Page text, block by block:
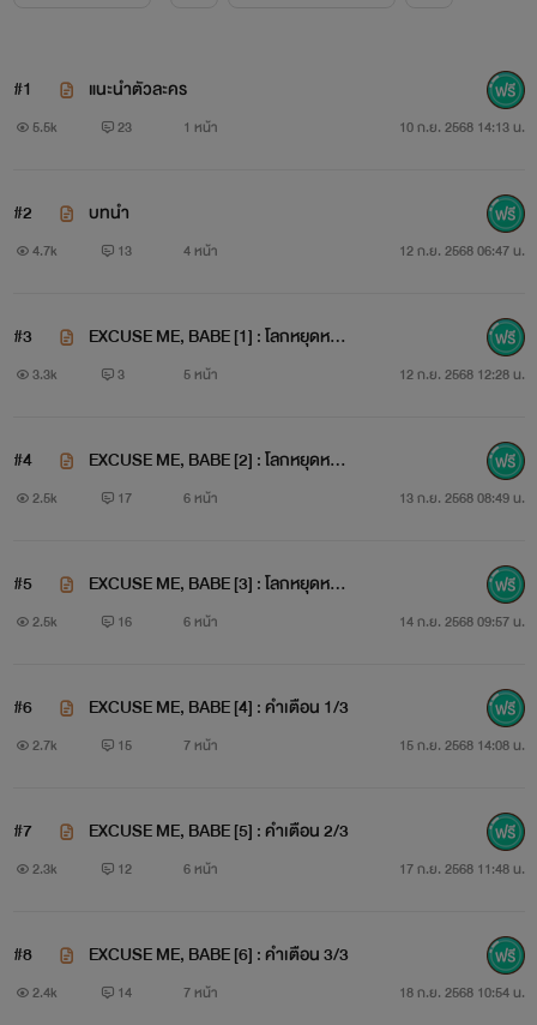
#1 แนะนำตัวละคร
5.5k 23 1 หน้า 10 ก.ย. 2568 14:13 น.
#2 บทนำ
4.7k 13 4 หน้า 12 ก.ย. 2568 06:47 น.
#3
EXCUSE ME, BABE [1] : โลกหยุดหมุน
1/3
3.3k 3 5 หน้า 12 ก.ย. 2568 12:28 น.
#4
EXCUSE ME, BABE [2] : โลกหยุดหมุน
2/3
2.5k 17 6 หน้า 13 ก.ย. 2568 08:49 น.
#5
EXCUSE ME, BABE [3] : โลกหยุดหมุน
3/3
2.5k 16 6 หน้า 14 ก.ย. 2568 09:57 น.
#6 EXCUSE ME, BABE [4] : คำเตือน 1/3
2.7k 15 7 หน้า 15 ก.ย. 2568 14:08 น.
#7 EXCUSE ME, BABE [5] : คำเตือน 2/3
2.3k 12 6 หน้า 17 ก.ย. 2568 11:48 น.
#8 EXCUSE ME, BABE [6] : คำเตือน 3/3
2.4k 14 7 หน้า 18 ก.ย. 2568 10:54 น.